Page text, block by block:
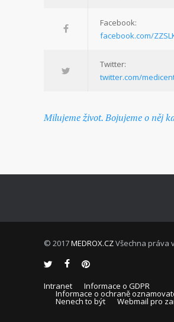
Facebook:
facebook.com/
Twitter:
twitter.com/
Milujeme život. Bojujeme o něj
© 2017MEDROX.CZVšechna práva
Intranet Informace o GDPR
Informace o ochraně
Nenech to být Webmail pro